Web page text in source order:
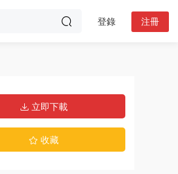
登錄 注冊
立即下載
收藏